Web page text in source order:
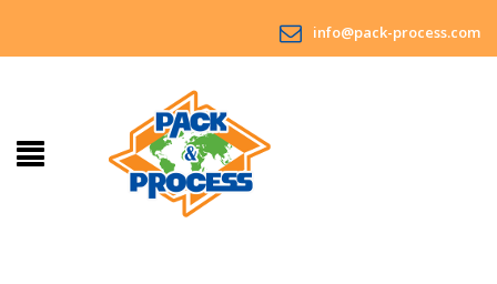
info@pack-process.com